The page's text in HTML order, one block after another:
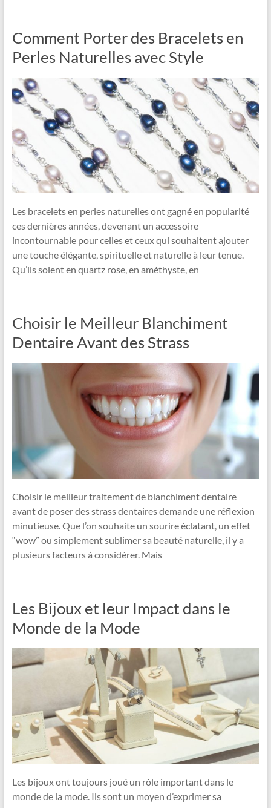
Comment Porter des Bracelets en
Perles Naturelles avec Style
Les bracelets en perles naturelles ont gagné en popularité
ces dernières années, devenant un accessoire
incontournable pour celles et ceux qui souhaitent ajouter
une touche élégante, spirituelle et naturelle à leur tenue.
Qu’ils soient en quartz rose, en améthyste, en
Choisir le Meilleur Blanchiment
Dentaire Avant des Strass
Choisir le meilleur traitement de blanchiment dentaire
avant de poser des strass dentaires demande une réflexion
minutieuse. Que l’on souhaite un sourire éclatant, un effet
“wow” ou simplement sublimer sa beauté naturelle, il y a
plusieurs facteurs à considérer. Mais
Les Bijoux et leur Impact dans le
Monde de la Mode
Les bijoux ont toujours joué un rôle important dans le
monde de la mode. Ils sont un moyen d’exprimer sa